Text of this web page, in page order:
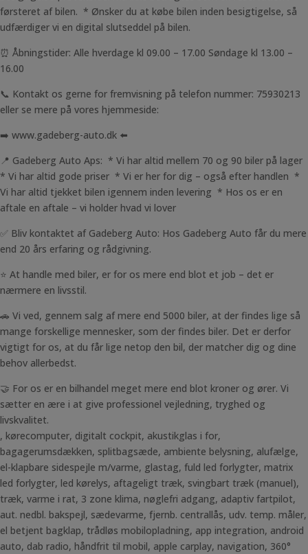
førsteret af bilen. * Ønsker du at købe bilen inden besigtigelse, så
udfærdiger vi en digital slutseddel på bilen.
⏰ Åbningstider: Alle hverdage kl 09.00 – 17.00 Søndage kl 13.00 –
16.00
📞 Kontakt os gerne for fremvisning på telefon nummer: 75930213
eller se mere på vores hjemmeside:
➡️ www.gadeberg-auto.dk ⬅️
📍 Gadeberg Auto Aps: * Vi har altid mellem 70 og 90 biler på lager
* Vi har altid gode priser * Vi er her for dig – også efter handlen *
Vi har altid tjekket bilen igennem inden levering * Hos os er en
aftale en aftale – vi holder hvad vi lover
✅ Bliv kontaktet af Gadeberg Auto: Hos Gadeberg Auto får du mere
end 20 års erfaring og rådgivning.
⭐ At handle med biler, er for os mere end blot et job – det er
nærmere en livsstil.
🚗 Vi ved, gennem salg af mere end 5000 biler, at der findes lige så
mange forskellige mennesker, som der findes biler. Det er derfor
vigtigt for os, at du får lige netop den bil, der matcher dig og dine
behov allerbedst.
🤝 For os er en bilhandel meget mere end blot kroner og ører. Vi
sætter en ære i at give professionel vejledning, tryghed og
livskvalitet.
, kørecomputer, digitalt cockpit, akustikglas i for,
bagagerumsdækken, splitbagsæde, ambiente belysning, alufælge,
el-klapbare sidespejle m/varme, glastag, fuld led forlygter, matrix
led forlygter, led kørelys, aftageligt træk, svingbart træk (manuel),
træk, varme i rat, 3 zone klima, nøglefri adgang, adaptiv fartpilot,
aut. nedbl. bakspejl, sædevarme, fjernb. centrallås, udv. temp. måler,
el betjent bagklap, trådløs mobilopladning, app integration, android
auto, dab radio, håndfrit til mobil, apple carplay, navigation, 360°